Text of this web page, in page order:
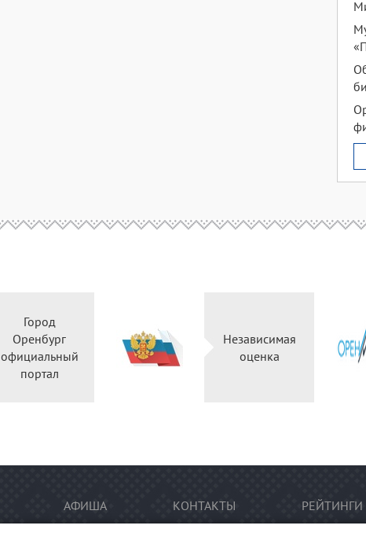
Город
Оренбург
официальный
портал
Независимая
оценка
АФИША КОНТАКТЫ РЕЙТИНГИ